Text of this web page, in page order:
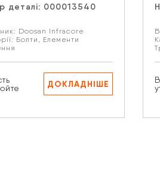
деталі: 000013540
Doosan Infracore
Болти , Елементи
ДОКЛАДНІШЕ
кнопку “Надіслати” Ви
даних.